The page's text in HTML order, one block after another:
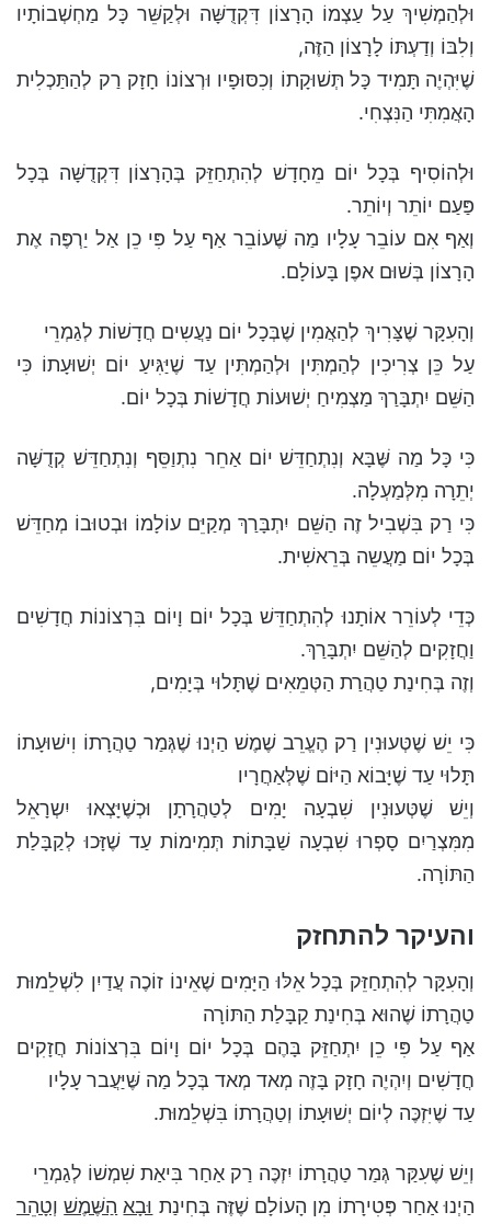
וּלְהַמְשִׁיךְ עַל עַצְמוֹ הָרָצוֹן דִּקְדֻשָּׁה וּלְקַשֵּׁר כָּל מַחְשְׁבוֹתָיו
וְלִבּוֹ וְדַעְתּוֹ לָרָצוֹן הַזֶּה,
שֶׁיִּהְיֶה תָּמִיד כָּל תְּשׁוּקָתוֹ וְכִסּוּפָיו וּרְצוֹנוֹ חָזָק רַק לְהַתַּכְלִית
הָאֲמִתִּי הַנִּצְחִי.
וּלְהוֹסִיף בְּכָל יוֹם מֵחָדָשׁ לְהִתְחַזֵּק בְּהָרָצוֹן דִּקְדֻשָּׁה בְּכָל
פַּעַם יוֹתֵר וְיוֹתֵר.
וְאַף אִם עוֹבֵר עָלָיו מַה שֶּׁעוֹבֵר אַף עַל פִּי כֵן אַל יַרְפֶּה אֶת
הָרָצוֹן בְּשׁוּם אפֶן בָּעוֹלָם.
וְהָעִקָּר שֶׁצָּרִיךְ לְהַאֲמִין שֶׁבְּכָל יוֹם נַעֲשִים חֲדָשׁוֹת לְגַמְרֵי
עַל כֵּן צְרִיכִין לְהַמְתִּין וּלְהַמְתִּין עַד שֶׁיַּגִּיעַ יוֹם יְשׁוּעָתוֹ כִּי
הַשֵּׁם יִתְבָּרַךְ מַצְמִיחַ יְשׁוּעוֹת חֲדָשׁוֹת בְּכָל יוֹם.
כִּי כָּל מַה שֶּׁבָּא וְנִתְחַדֵּשׁ יוֹם אַחֵר נִתְוַסֵּף וְנִתְחַדֵּשׁ קְדֻשָּׁה
יְתֵרָה מִלְּמַעְלָה.
כִּי רַק בִּשְׁבִיל זֶה הַשֵּׁם יִתְבָּרַךְ מְקַיֵּם עוֹלָמוֹ וּבְטוּבוֹ מְחַדֵּשׁ
בְּכָל יוֹם מַעֲשֵה בְּרֵאשִׁית.
כְּדֵי לְעוֹרֵר אוֹתָנוּ לְהִתְחַדֵּשׁ בְּכָל יוֹם וָיוֹם בִּרְצוֹנוֹת חֲדָשִׁים
וַחֲזָקִים לְהַשֵּׁם יִתְבָּרַךְ.
וְזֶה בְּחִינַת טַהֲרַת הַטְּמֵאִים שֶׁתָּלוּי בְּיָמִים,
כִּי יֵשׁ שֶׁטְּעוּנִין רַק הֶעֱרֵב שֶׁמֶשׁ הַיְנוּ שֶׁגְּמַר טַהֲרָתוֹ וִישׁוּעָתוֹ
תָּלוּי עַד שֶׁיָּבוֹא הַיּוֹם שֶׁלְּאַחֲרָיו
וְיֵשׁ שֶׁטְּעוּנִין שִׁבְעָה יָמִים לְטַהֲרָתָן וּכְשֶׁיָּצְאוּ יִשְרָאֵל
מִמִּצְרַיִם סָפְרוּ שִׁבְעָה שַׁבָּתוֹת תְּמִימוֹת עַד שֶׁזָּכוּ לְקַבָּלַת
הַתּוֹרָה.
והעיקר להתחזק
וְהָעִקָּר לְהִתְחַזֵּק בְּכָל אֵלּוּ הַיָּמִים שֶׁאֵינוֹ זוֹכֶה עֲדַיִן לִשְׁלֵמוּת
טַהֲרָתוֹ שֶׁהוּא בְּחִינַת קַבָּלַת הַתּוֹרָה
אַף עַל פִּי כֵן יִתְחַזֵּק בָּהֶם בְּכָל יוֹם וָיוֹם בִּרְצוֹנוֹת חֲזָקִים
חֲדָשִׁים וְיִהְיֶה חָזָק בָּזֶה מְאד מְאד בְּכָל מַה שֶּׁיַּעֲבר עָלָיו
עַד שֶׁיִּזְכֶּה לְיוֹם יְשׁוּעָתוֹ וְטַהֲרָתוֹ בִּשְׁלֵמוּת.
וְיֵשׁ שֶׁעִקַּר גְּמַר טַהֲרָתוֹ יִזְכֶּה רַק אַחַר בִּיאַת שִׁמְשׁוֹ לְגַמְרֵי
הַיְנוּ אַחַר פְּטִירָתוֹ מִן הָעוֹלָם שֶׁזֶּה בְּחִינַת וּבָא הַשֶּׁמֶשׁ וְטָהֵר